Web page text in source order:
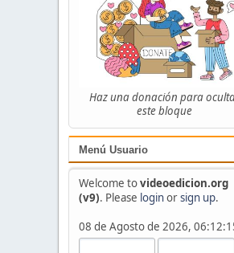
Haz una donación para
este bloque
Menú Usuario
Welcome tovideoedicion.org
(v9). Please loginorsign up.
08 de Agosto de 2026,